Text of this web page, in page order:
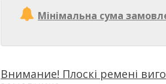
Мінімальна сума
Внимание! Плоскі ремені